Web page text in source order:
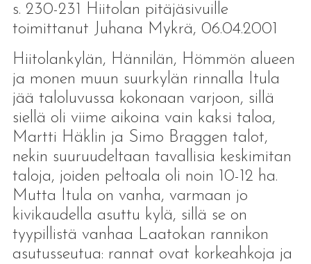
s. 230-231 Hiitolan pitäjäsivuille
toimittanut Juhana Mykrä, 06.04.2001
Hiitolankylän, Hännilän, Hömmön alueen
ja monen muun suurkylän rinnalla Itula
jää taloluvussa kokonaan varjoon, sillä
siellä oli viime aikoina vain kaksi taloa,
Martti Häklin ja Simo Braggen talot,
nekin suuruudeltaan tavallisia keskimitan
taloja, joiden peltoala oli noin 10-12 ha.
Mutta Itula on vanha, varmaan jo
kivikaudella asuttu kylä, sillä se on
tyypillistä vanhaa Laatokan rannikon
asutusseutua: rannat ovat korkeahkoja ja